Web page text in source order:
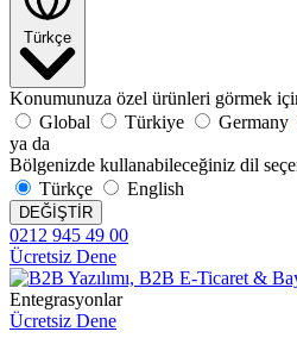
Türkçe
Konumunuza özel ürünleri görmek
Global
Türkiye Germany
ya da
Bölgenizde kullanabileceğiniz dil
Türkçe
English
DEĞİŞTİR
0212 945 49 00
Ücretsiz Dene
Entegrasyonlar
Ücretsiz Dene